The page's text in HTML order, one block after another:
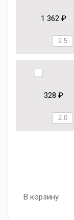
1 362 ₽
328 ₽
В корзину